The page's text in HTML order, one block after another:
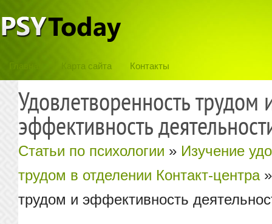
Карта сайта Контакты
Удовлетворенность трудом
эффективность
Статьи по психологии » Изучение
трудом в отделении Контакт-центра»
трудом и эффективность